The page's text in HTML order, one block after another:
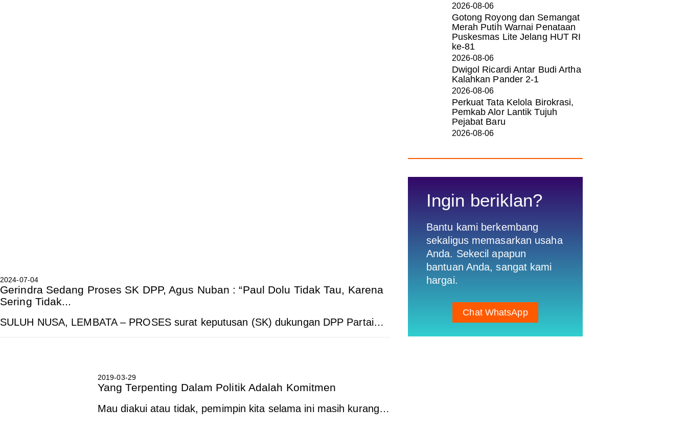
2024-07-04
Gerindra Sedang Proses SK DPP, Agus Nuban : “Paul Dolu Tidak Tau, Karena
Sering Tidak...
SULUH NUSA, LEMBATA – PROSES surat keputusan (SK) dukungan DPP Partai…
2019-03-29
Yang Terpenting Dalam Politik Adalah Komitmen
Mau diakui atau tidak, pemimpin kita selama ini masih kurang…
2026-08-06
Gotong Royong dan Semangat
Merah Putih Warnai Penataan
Puskesmas Lite Jelang HUT RI
ke-81
2026-08-06
Dwigol Ricardi Antar Budi Artha
Kalahkan Pander 2-1
2026-08-06
Perkuat Tata Kelola Birokrasi,
Pemkab Alor Lantik Tujuh
Pejabat Baru
2026-08-06
Ingin beriklan?
Bantu kami berkembang
sekaligus memasarkan usaha
Anda. Sekecil apapun
bantuan Anda, sangat kami
hargai.
Chat WhatsApp